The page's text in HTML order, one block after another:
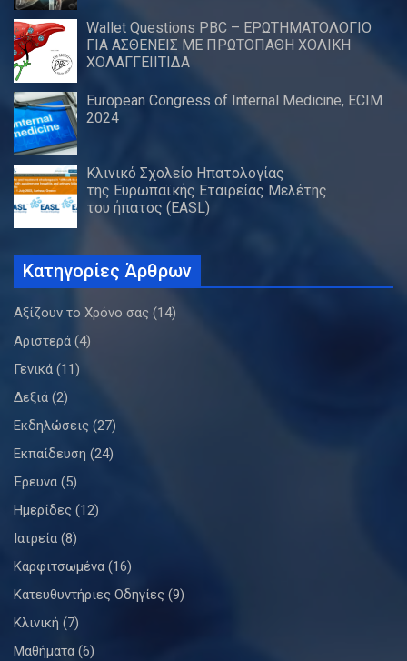
Wallet Questions PBC – ΕΡΩΤΗΜΑΤΟΛΟΓΙΟ
ΓΙΑ ΑΣΘΕΝΕΙΣ ΜΕ ΠΡΩΤΟΠΑΘΗ ΧΟΛΙΚΗ
ΧΟΛΑΓΓΕΙΙΤΙΔΑ
European Congress of Internal Medicine, ECIM
2024
Κλινικό Σχολείο Ηπατολογίας
της Ευρωπαϊκής Εταιρείας Μελέτης
του ήπατος (EASL)
Κατηγορίες Άρθρων
Αξίζουν το Χρόνο σας (14)
Αριστερά (4)
Γενικά (11)
Δεξιά (2)
Εκδηλώσεις (27)
Εκπαίδευση (24)
Έρευνα (5)
Ημερίδες (12)
Ιατρεία (8)
Καρφιτσωμένα (16)
Κατευθυντήριες Οδηγίες (9)
Κλινική (7)
Μαθήματα (6)